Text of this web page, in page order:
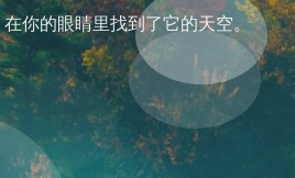
你的眼睛里找到了它的天空。